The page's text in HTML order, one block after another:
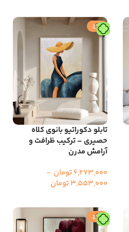
حراج
تابلو دکوراتیو بانوی کلاه‌
حصیری – ترکیب ظرافت و
آرامش مدرن
6,273,000تومان –
3,553,000تومان
حراج